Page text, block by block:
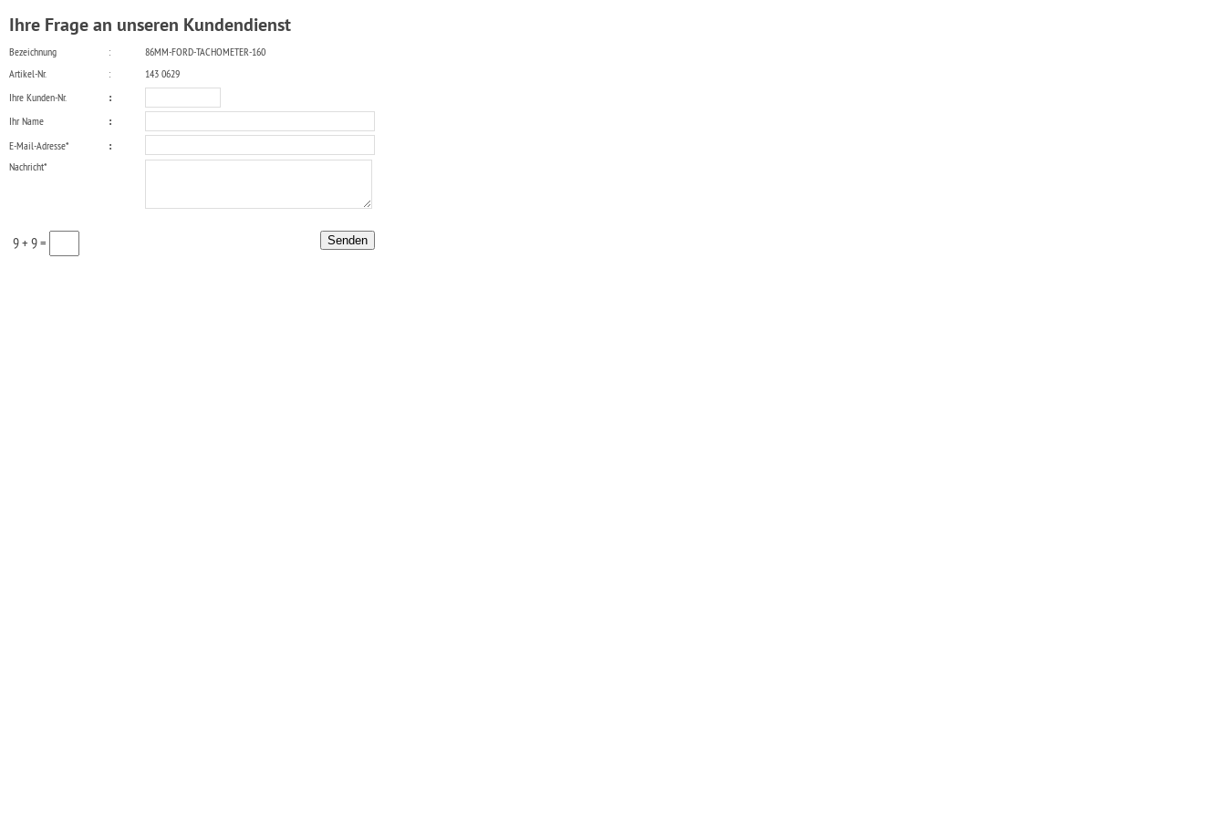
Ihre Frage an unseren Kundendienst
Bezeichnung :
86MM-FORD-TACHOMETER-160
Artikel-Nr.
:
143 0629
Ihre Kunden-Nr.
:
Ihr Name
:
E-Mail-Adresse*
:
Nachricht*
9 + 9 =